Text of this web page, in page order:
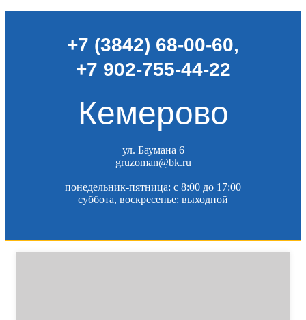
+7 (3842) 68-00-60,
+7 902-755-44-22
Кемерово
ул. Баумана 6
gruzoman@bk.ru
понедельник-пятница: c 8:00 до 17:00
суббота, воскресенье: выходной